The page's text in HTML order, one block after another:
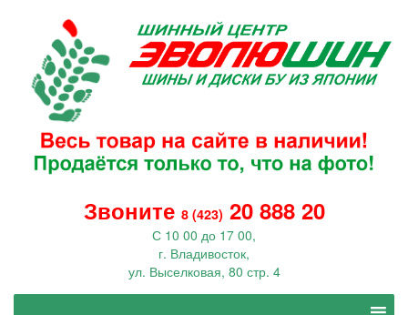
Звоните 8 (423) 20 888 20
С 10 00 до 17 00,
г. Владивосток,
ул. Выселковая, 80 стр. 4